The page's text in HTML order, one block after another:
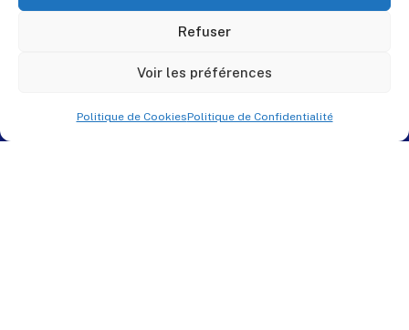
Refuser
Voir les préférences
Politique de CookiesPolitique de Confidentialité